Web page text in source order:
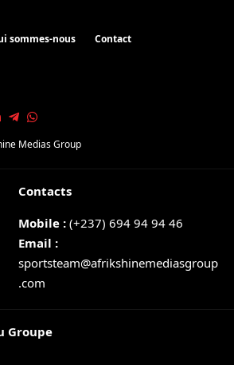
sommes-nous
Contact
Medias Group
Contacts
Mobile : (+237) 694 94 94 46
Email :
sportsteam@afrikshinemediasgroup
.com
Groupe